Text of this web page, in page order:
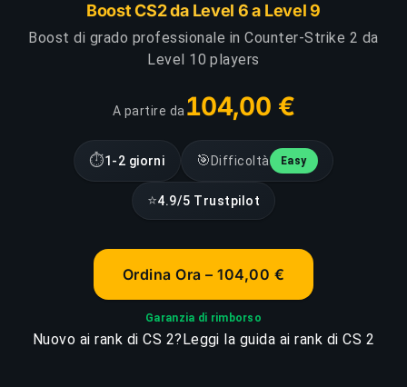
Boost CS2 da Level 6 a Level 9
Boost di grado professionale in Counter-Strike 2 da
Level 10 players
A partire da 104,00 €
⏱1-2 giorni 🎯 Difficoltà Easy
⭐4.9/5 Trustpilot
Ordina Ora – 104,00 €
Garanzia di rimborso
Nuovo ai rank di CS 2?Leggi la guida ai rank di CS 2